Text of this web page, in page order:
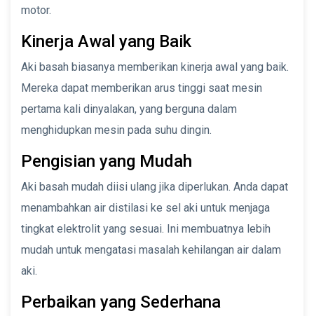
motor.
Kinerja Awal yang Baik
Aki basah biasanya memberikan kinerja awal yang baik.
Mereka dapat memberikan arus tinggi saat mesin
pertama kali dinyalakan, yang berguna dalam
menghidupkan mesin pada suhu dingin.
Pengisian yang Mudah
Aki basah mudah diisi ulang jika diperlukan. Anda dapat
menambahkan air distilasi ke sel aki untuk menjaga
tingkat elektrolit yang sesuai. Ini membuatnya lebih
mudah untuk mengatasi masalah kehilangan air dalam
aki.
Perbaikan yang Sederhana